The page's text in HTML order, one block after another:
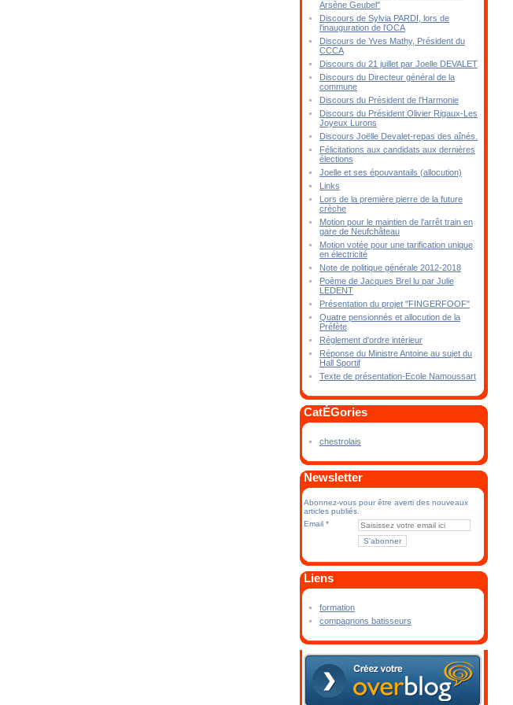
Arsène Geubel"
Discours de Sylvia PARDI, lors de
l'inauguration de l'OCA
Discours de Yves Mathy, Président du
CCCA
Discours du 21 juillet par Joelle DEVALET
Discours du Directeur général de la
commune
Discours du Président de l'Harmonie
Discours du Président Olivier Rigaux-Les
Joyeux Lurons
Discours Joëlle Devalet-repas des aînés.
Félicitations aux candidats aux dernières
élections
Joelle et ses épouvantails (allocution)
Links
Lors de la première pierre de la future
crèche
Motion pour le maintien de l'arrêt train en
gare de Neufchâteau
Motion votée pour une tarification unique
en électricité
Note de politique générale 2012-2018
Poème de Jacques Brel lu par Julie
LEDENT
Présentation du projet "FINGERFOOF"
Quatre pensionnés et allocution de la
Préfète
Réglement d'ordre intérieur
Réponse du Ministre Antoine au sujet du
Hall Sportif
Texte de présentation-Ecole Namoussart
CatÉGories
chestrolais
Newsletter
Abonnez-vous pour être averti des nouveaux
articles publiés.
Email
Liens
formation
compagnons batisseurs